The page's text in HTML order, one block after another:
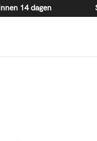
20-30%
14 dagen